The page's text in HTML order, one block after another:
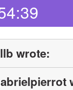
wrote: